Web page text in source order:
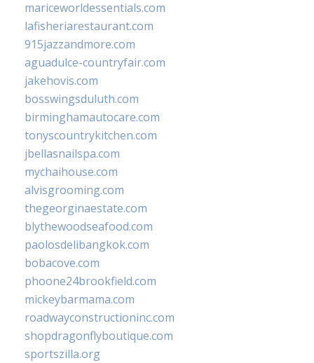
mariceworldessentials.com
lafisheriarestaurant.com
915jazzandmore.com
aguadulce-countryfair.com
jakehovis.com
bosswingsduluth.com
birminghamautocare.com
tonyscountrykitchen.com
jbellasnailspa.com
mychaihouse.com
alvisgrooming.com
thegeorginaestate.com
blythewoodseafood.com
paolosdelibangkok.com
bobacove.com
phoone24brookfield.com
mickeybarmama.com
roadwayconstructioninc.com
shopdragonflyboutique.com
sportszilla.org